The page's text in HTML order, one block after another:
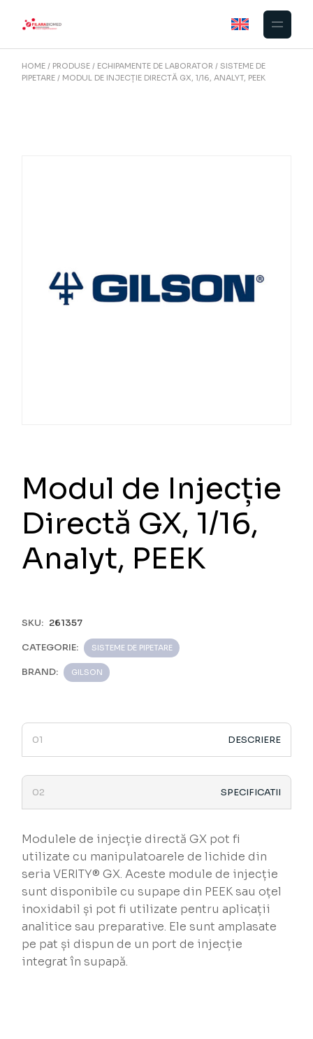
HOME PRODUSE ECHIPAMENTE DE LABORATOR
SISTEME DE
PIPETARE
MODUL DE INJECȚIE DIRECTĂ GX, 1/16, ANALYT, PEEK
Modul de Injecție
Directă GX, 1/16,
Analyt, PEEK
SKU: 261357
CATEGORIE: SISTEME DE PIPETARE
BRAND: GILSON
DESCRIERE
SPECIFICATII
Modulele de injecție directă GX pot fi
utilizate cu manipulatoarele de lichide din
seria VERITY® GX. Aceste module de injecție
sunt disponibile cu supape din PEEK sau oțel
inoxidabil și pot fi utilizate pentru aplicații
analitice sau preparative. Ele sunt amplasate
pe pat și dispun de un port de injecție
integrat în supapă.